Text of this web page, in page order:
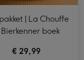
| La Chouffe
boek
€ 29,99